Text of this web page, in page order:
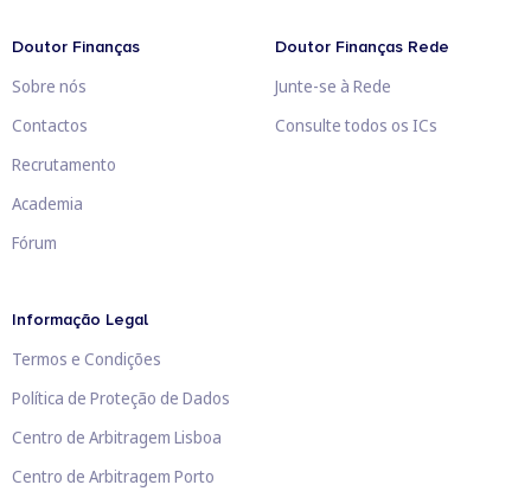
Doutor Finanças
Sobre nós
Contactos
Recrutamento
Academia
Fórum
Doutor Finanças Rede
Junte-se à Rede
Consulte todos os ICs
Informação Legal
Termos e Condições
Política de Proteção de Dados
Centro de Arbitragem Lisboa
Centro de Arbitragem Porto